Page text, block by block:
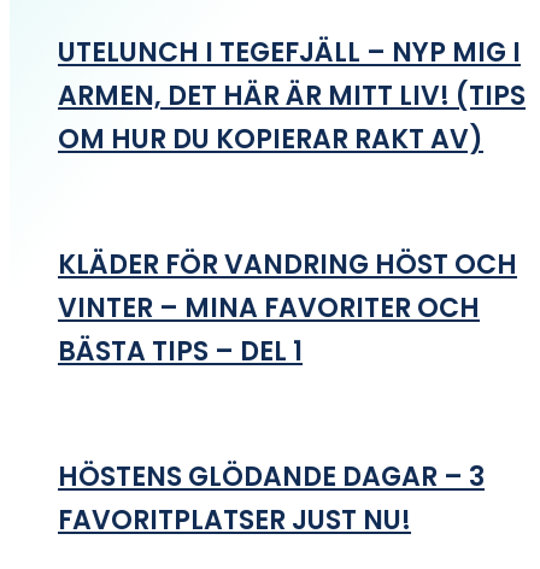
UTELUNCH I TEGEFJÄLL – NYP MIG I
ARMEN, DET HÄR ÄR MITT LIV! (TIPS
OM HUR DU KOPIERAR RAKT AV)
KLÄDER FÖR VANDRING HÖST OCH
VINTER – MINA FAVORITER OCH
BÄSTA TIPS – DEL 1
HÖSTENS GLÖDANDE DAGAR – 3
FAVORITPLATSER JUST NU!